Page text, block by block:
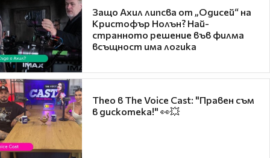
Защо Ахил липсва от „Одисей“ на
Кристофър Нолън? Най-
странното решение във филма
всъщност има логика
Theo в The Voice Cast: "Правен съм
в дискотека!" 👀💥